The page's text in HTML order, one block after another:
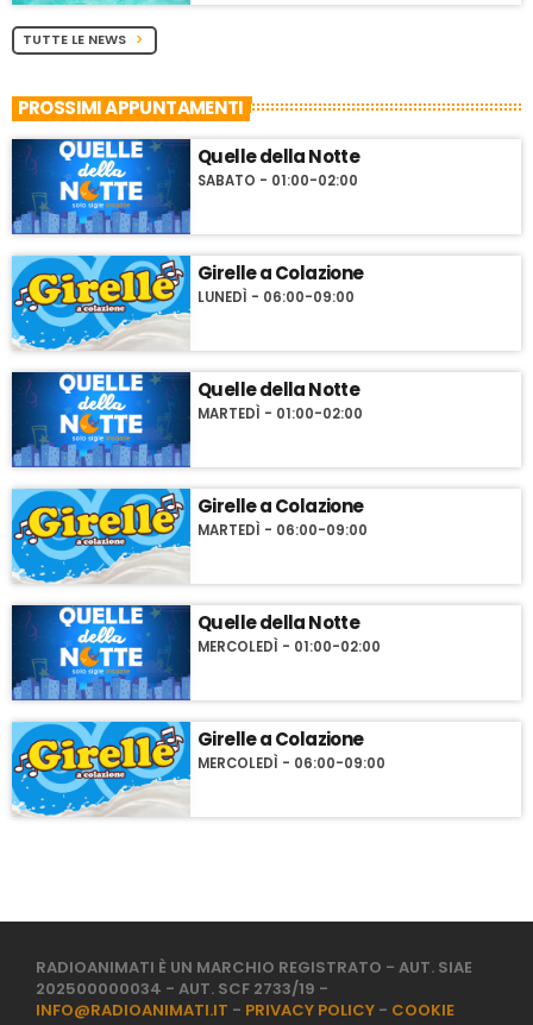
TUTTE LE NEWS chevron_right
PROSSIMI APPUNTAMENTI
Quelle della Notte
SABATO - 01:00-02:00
Girelle a Colazione
LUNEDÌ - 06:00-09:00
Quelle della Notte
MARTEDÌ - 01:00-02:00
Girelle a Colazione
MARTEDÌ - 06:00-09:00
Quelle della Notte
MERCOLEDÌ - 01:00-02:00
Girelle a Colazione
MERCOLEDÌ - 06:00-09:00
RADIOANIMATI È UN MARCHIO REGISTRATO - AUT. SIAE
202500000034 - AUT. SCF 2733/19 -
INFO@RADIOANIMATI.IT - PRIVACY POLICY - COOKIE